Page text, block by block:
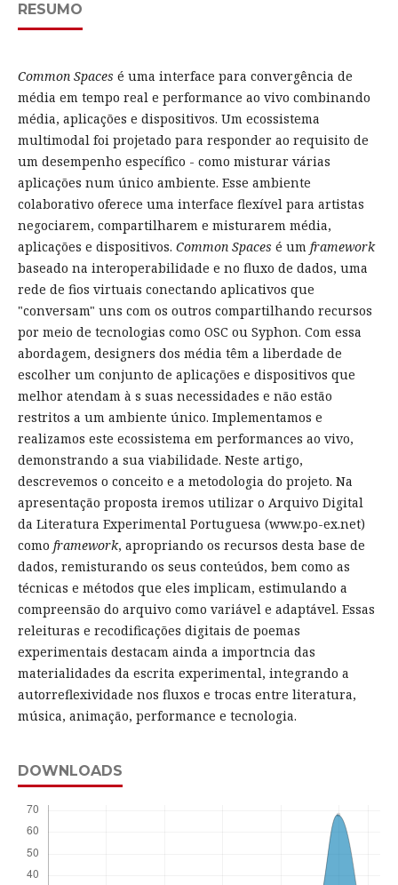
RESUMO
Common Spaces é uma interface para convergência de
média em tempo real e performance ao vivo combinando
média, aplicações e dispositivos. Um ecossistema
multimodal foi projetado para responder ao requisito de
um desempenho específico - como misturar várias
aplicações num único ambiente. Esse ambiente
colaborativo oferece uma interface flexível para artistas
negociarem, compartilharem e misturarem média,
aplicações e dispositivos. Common Spaces é um framework
baseado na interoperabilidade e no fluxo de dados, uma
rede de fios virtuais conectando aplicativos que
"conversam" uns com os outros compartilhando recursos
por meio de tecnologias como OSC ou Syphon. Com essa
abordagem, designers dos média têm a liberdade de
escolher um conjunto de aplicações e dispositivos que
melhor atendam à s suas necessidades e não estão
restritos a um ambiente único. Implementamos e
realizamos este ecossistema em performances ao vivo,
demonstrando a sua viabilidade. Neste artigo,
descrevemos o conceito e a metodologia do projeto. Na
apresentação proposta iremos utilizar o Arquivo Digital
da Literatura Experimental Portuguesa (www.po-ex.net)
como framework, apropriando os recursos desta base de
dados, remisturando os seus conteúdos, bem como as
técnicas e métodos que eles implicam, estimulando a
compreensão do arquivo como variável e adaptável. Essas
releituras e recodificações digitais de poemas
experimentais destacam ainda a importncia das
materialidades da escrita experimental, integrando a
autorreflexividade nos fluxos e trocas entre literatura,
música, animação, performance e tecnologia.
DOWNLOADS